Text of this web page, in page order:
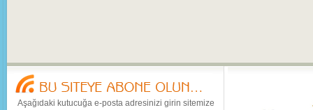
Aşağıdaki kutucuğa e-posta adresinizi girin sitemize